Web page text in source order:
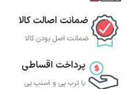
ضمانت اصالت کالا
ضمانت اصل بودن کالا
پرداخت اقساطی
با ترب‌ پی و اسنپ پی